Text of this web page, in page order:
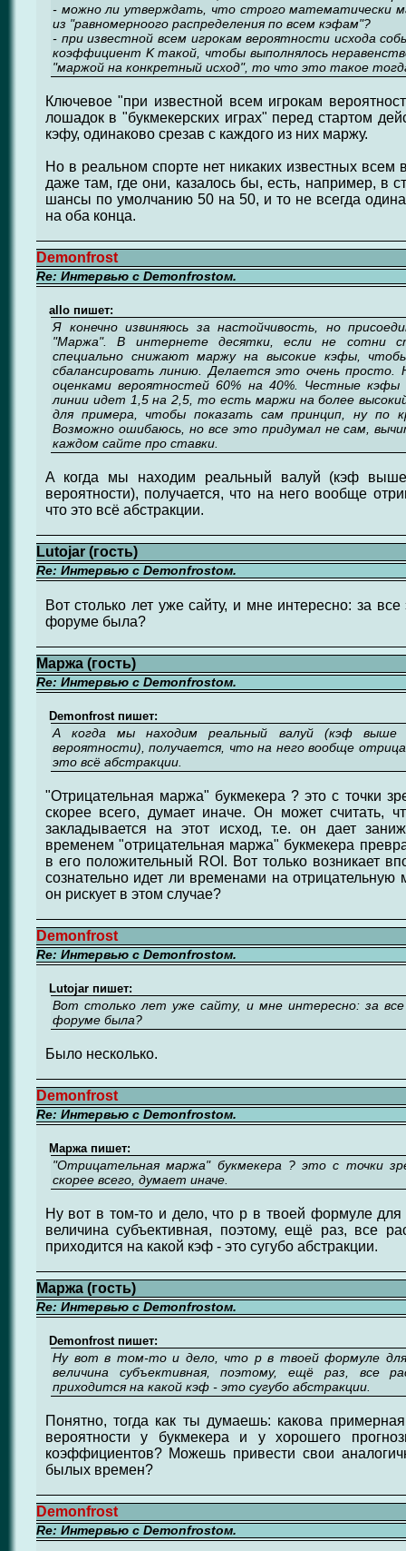
- можно ли утверждать, что строго математически
из "равномерноого распределения по всем кэфам"?
- при известной всем игрокам вероятности исхода
коэффициент K такой, чтобы выполнялось
"маржой на конкретный исход", то что это такое
Ключевое "при известной всем игрокам
лошадок в "букмекерских играх" перед стартом
кэфу, одинаково срезав с каждого из них маржу.
Но в реальном спорте нет никаких известных всем
даже там, где они, казалось бы, есть, например, в
шансы по умолчанию 50 на 50, и то не всегда
на оба конца.
Demonfrost
Re: Интервью с Demonfrostом.
allo пишет:
Я конечно извиняюсь за настойчивость, но
"Маржа". В интернете десятки, если не сотни
специально снижают маржу на высокие кэфы,
сбалансировать линию. Делается это очень просто.
оценками вероятностей 60% на 40%. Честные
линии идет 1,5 на 2,5, то есть маржи на более
для примера, чтобы показать сам принцип, ну по
Возможно ошибаюсь, но все это придумал не сам,
каждом сайте про ставки.
А когда мы находим реальный валуй (кэф выше
вероятности), получается, что на него вообще
что это всё абстракции.
Lutojar (гость)
Re: Интервью с Demonfrostом.
Вот столько лет уже сайту, и мне интересно: за
форуме была?
Маржа (гость)
Re: Интервью с Demonfrostом.
Demonfrost пишет:
А когда мы находим реальный валуй (кэф выше
вероятности), получается, что на него вообще
это всё абстракции.
"Отрицательная маржа" букмекера ? это с точки
скорее всего, думает иначе. Он может считать,
закладывается на этот исход, т.е. он дает
временем "отрицательная маржа" букмекера
в его положительный ROI. Вот только возникает
сознательно идет ли временами на
он рискует в этом случае?
Demonfrost
Re: Интервью с Demonfrostом.
Lutojar пишет:
Вот столько лет уже сайту, и мне интересно: за
форуме была?
Было несколько.
Demonfrost
Re: Интервью с Demonfrostом.
Маржа пишет:
"Отрицательная маржа" букмекера ? это с точки
скорее всего, думает иначе.
Ну вот в том-то и дело, что p в твоей формуле
величина субъективная, поэтому, ещё раз, все
приходится на какой кэф - это сугубо абстракции.
Маржа (гость)
Re: Интервью с Demonfrostом.
Demonfrost пишет:
Ну вот в том-то и дело, что p в твоей формуле
величина субъективная, поэтому, ещё раз, все
приходится на какой кэф - это сугубо абстракции.
Понятно, тогда как ты думаешь: какова
вероятности у букмекера и у хорошего
коэффициентов? Можешь привести свои
былых времен?
Demonfrost
Re: Интервью с Demonfrostом.